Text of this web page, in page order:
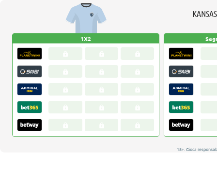
1X2
18+. Gioca